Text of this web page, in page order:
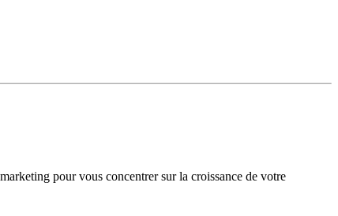
pour vous concentrer sur la croissance de votre